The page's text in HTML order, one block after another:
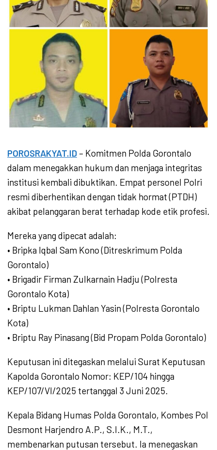
POROSRAKYAT.ID – Komitmen Polda Gorontalo
dalam menegakkan hukum dan menjaga integritas
institusi kembali dibuktikan. Empat personel Polri
resmi diberhentikan dengan tidak hormat (PTDH)
akibat pelanggaran berat terhadap kode etik profesi.
Mereka yang dipecat adalah:
• Bripka Iqbal Sam Kono (Ditreskrimum Polda
Gorontalo)
• Brigadir Firman Zulkarnain Hadju (Polresta
Gorontalo Kota)
• Briptu Lukman Dahlan Yasin (Polresta Gorontalo
Kota)
• Briptu Ray Pinasang (Bid Propam Polda Gorontalo)
Keputusan ini ditegaskan melalui Surat Keputusan
Kapolda Gorontalo Nomor: KEP/104 hingga
KEP/107/VI/2025 tertanggal 3 Juni 2025.
Kepala Bidang Humas Polda Gorontalo, Kombes Pol
Desmont Harjendro A.P., S.I.K., M.T.,
membenarkan putusan tersebut. Ia menegaskan